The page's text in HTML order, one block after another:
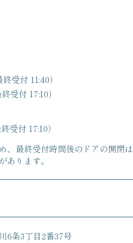
受付 11:40）
受付 17:10）
受付 17:10）
、最終受付時間後のドアの開閉は
あります。
6条3丁目2番37号